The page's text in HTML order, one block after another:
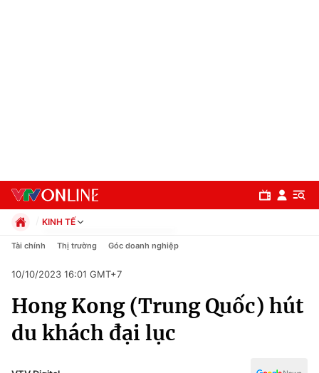
Chuyên mục
Chính trị
KINH TẾ
Chính trị
Pháp luật
Kinh tế
Thể thao
Truyền hình
Tài chính Thị trường Góc doanh nghiệp
10/10/2023 16:01 GMT+7
Hong Kong (Trung Quốc) hút
du khách đại lục